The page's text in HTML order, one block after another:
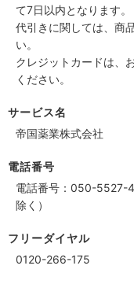
て7日以内となります。
代引きに関しては、商
い。
クレジットカードは、
ください。
サービス名
帝国薬業株式会社
電話番号
電話番号：050-5527-
除く）
フリーダイヤル
0120-266-175